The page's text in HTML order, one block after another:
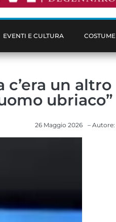
EVENTI E CULTURA COSTUME
c’era un altro
ubriaco”
26 Maggio 2026 – Autore: